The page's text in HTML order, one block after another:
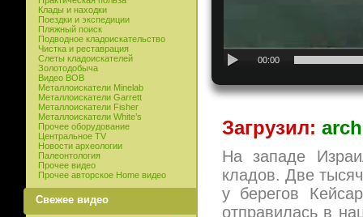
Клады и находки
Поездки и экспедиции
Пляжный поиск
Подводное кладоискательство
Чистка и реставрация
Слеты кладоискателей
Золотодобыча
Видео ВОВ
Металлоискатели Minelab
Металлоискатели Garrett
Металлоискатели Fisher
Металлоискатели White’s
Прочее оборудование
Центральное TV
Новости археологии
Палеонтология
Прочее видео
Прочее авторское Home видео
Свежее видео
00:00
Загрузил:
На западе
кладов. Две
у берегов
отправилась в